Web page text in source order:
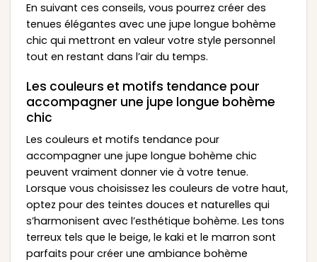
En suivant ces conseils, vous pourrez créer des
tenues élégantes avec une jupe longue bohème
chic qui mettront en valeur votre style personnel
tout en restant dans l’air du temps.
Les couleurs et motifs tendance pour
accompagner une jupe longue bohème
chic
Les couleurs et motifs tendance pour
accompagner une jupe longue bohème chic
peuvent vraiment donner vie à votre tenue.
Lorsque vous choisissez les couleurs de votre haut,
optez pour des teintes douces et naturelles qui
s’harmonisent avec l’esthétique bohème. Les tons
terreux tels que le beige, le kaki et le marron sont
parfaits pour créer une ambiance bohème